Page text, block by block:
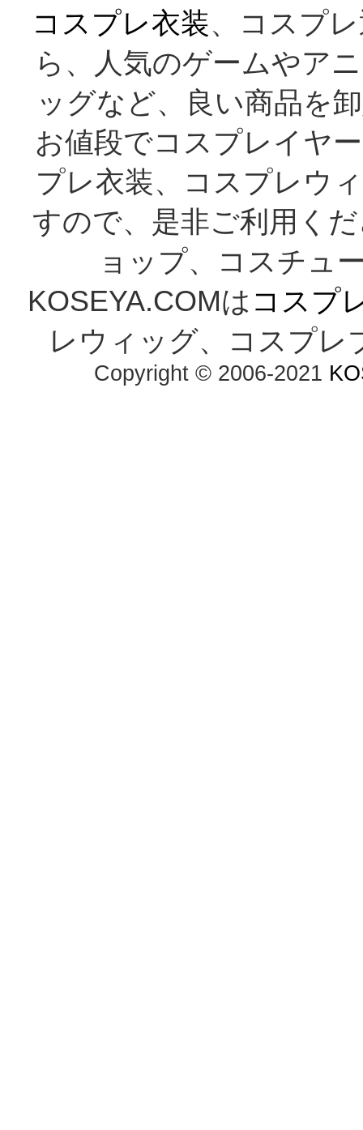
コスプレ衣装、コスプ
ら、人気のゲームやア
ッグなど、良い商品を
お値段でコスプレイヤ
プレ衣装、コスプレウ
すので、是非ご利用く
ョップ、コスチュ
KOSEYA.COMは コスプ
レウィッグ、コスプレ
Copyright © 2006-2021